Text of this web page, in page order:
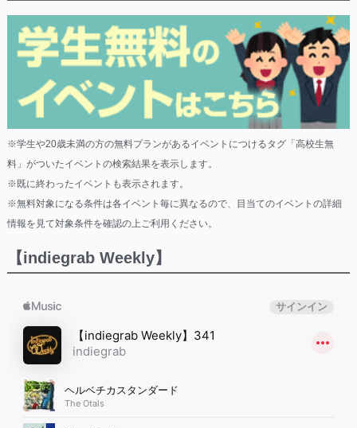
※学生や20歳未満の方の無料プランがあるイベントにつけるタグ「高校生無
料」がついたイベントの検索結果を表示します。
※既に終わったイベントも表示されます。
※無料対象になる条件は各イベント毎に異なるので、目当てのイベントの詳細
情報を見て対象条件を確認の上ご利用ください。
【indiegrab Weekly】